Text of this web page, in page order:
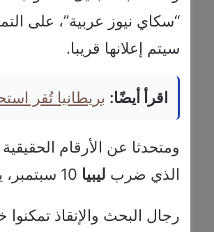
“سكاي نيوز عربية”، على
سيتم إعلانها قريبا.
اقرأ أيضًا: بريطانيا تُقر
ومتحدثا عن الأرقام
الذي ضرب ليبيا
رجال البحث والإنقاذ